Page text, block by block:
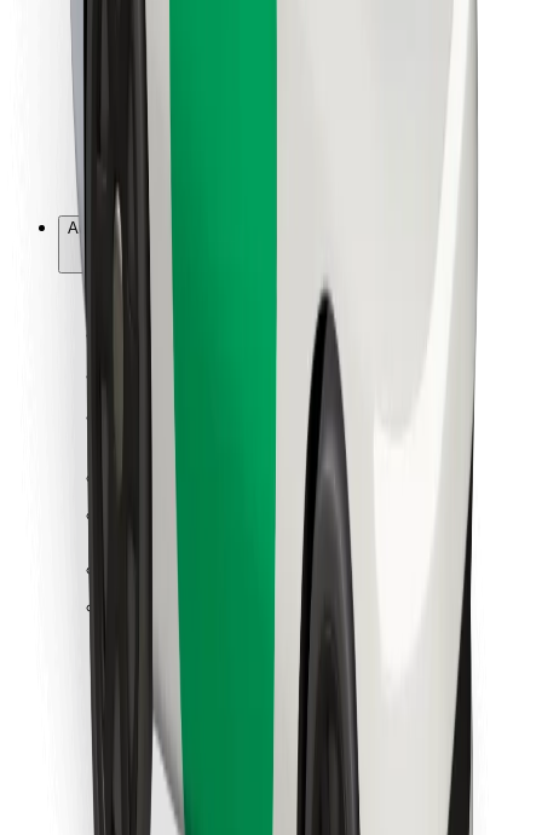
Pour les livreurs
Pour les restaurants
Bolt for Business
Autres
Fournisseurs
Obtenez un trajet en quelques minutes !
Télécharger l'appli Bolt
Retrouvez tous vos plats favoris !
Télécharger l'appli Bolt Food